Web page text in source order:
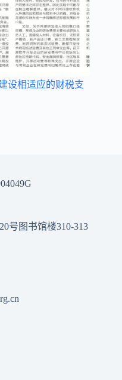
设相适应的财税支
号图书馆楼310-313